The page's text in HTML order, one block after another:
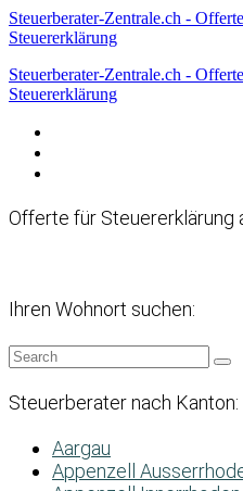
Steuerberater-Zentrale.ch -
Steuererklärung
Steuerberater-Zentrale.ch -
Steuererklärung
Offerte für Steuererklärung
Ihren Wohnort suchen:
Steuerberater nach Kanton:
Aargau
Appenzell